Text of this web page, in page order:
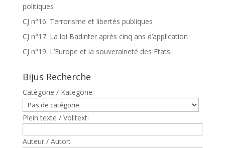
politiques
CJ n°16: Terrorisme et libertés publiques
CJ n°17: La loi Badinter après cinq ans d’application
CJ n°19: L’Europe et la souveraineté des Etats
Bijus Recherche
Catègorie / Kategorie:
Plein texte / Volltext:
Auteur / Autor: